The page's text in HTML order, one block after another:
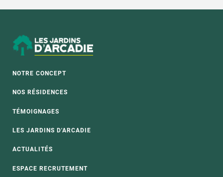
NOTRE CONCEPT
NOS RÉSIDENCES
TÉMOIGNAGES
LES JARDINS D'ARCADIE
ACTUALITÉS
ESPACE RECRUTEMENT